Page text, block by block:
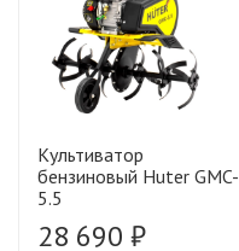
Культиватор
бензиновый Huter GMC-
5.5
28 690 ₽